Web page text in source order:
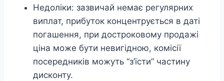
Недоліки: зазвичай немає регулярних
виплат, прибуток концентрується в даті
погашення, при достроковому продажі
ціна може бути невигідною, комісії
посередників можуть “з’їсти” частину
дисконту.